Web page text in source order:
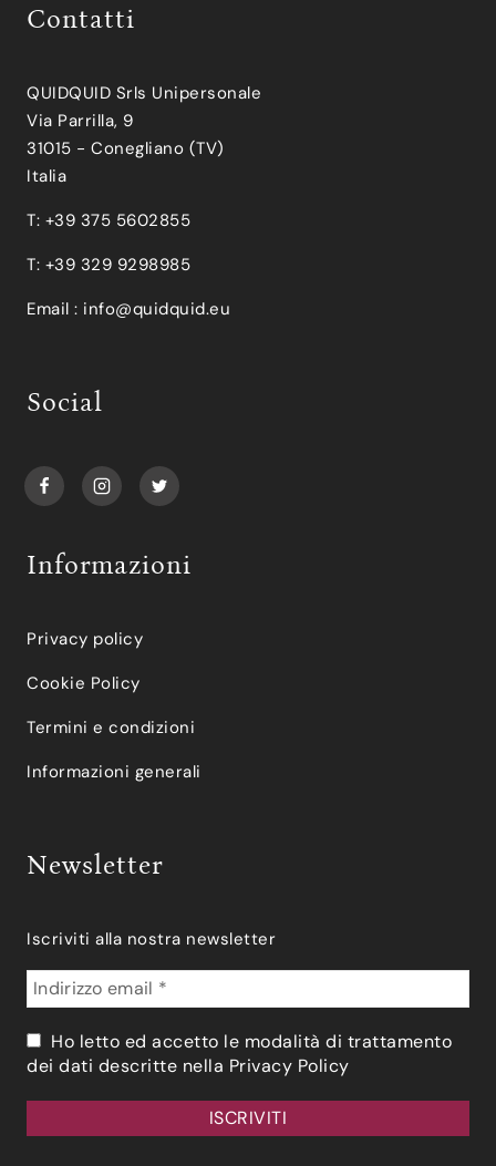
Contatti
QUIDQUID Srls Unipersonale
Via Parrilla, 9
31015 - Conegliano (TV)
Italia
T: +39 375 5602855
T: +39 329 9298985
Email : info@quidquid.eu
Social
Informazioni
Privacy policy
Cookie Policy
Termini e condizioni
Informazioni generali
Newsletter
Iscriviti alla nostra newsletter
Ho letto ed accetto le modalità di trattamento
dei dati descritte nella Privacy Policy